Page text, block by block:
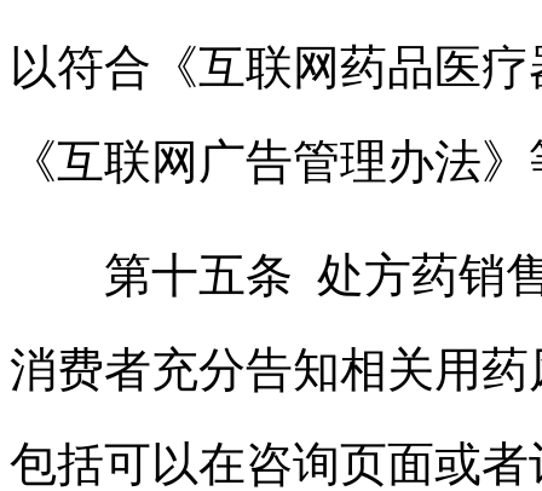
以符合《互联网药品医
《互联网广告管理办法
第十五条 处方药销售
消费者充分告知相关用
包括可以在咨询页面或